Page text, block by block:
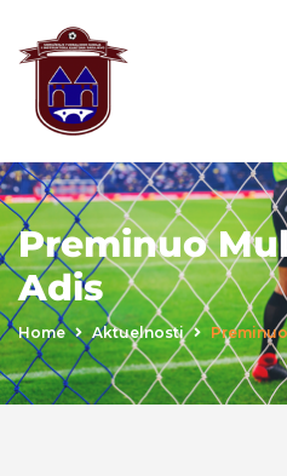
Preminuo
Adis
Home Aktuelnosti